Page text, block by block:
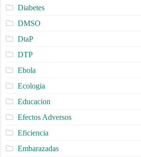
Diabetes
DMSO
DtaP
DTP
Ebola
Ecologia
Educacion
Efectos Adversos
Eficiencia
Embarazadas